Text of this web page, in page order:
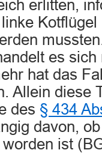
erlitten,
es
hat das
Allein diese
des § 434
davon,
worden ist